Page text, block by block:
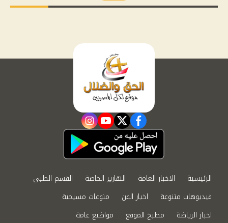
facebook
twitter
youtube
instagram
الرئيسية الاخبار العامة التقارير الخاصة
القسم الطبي
فيديوهات متنوعة
اخبار الفن
منوعات مسيحية
اخبار الرياضة
مطبخ الموقع مواضيع عامة